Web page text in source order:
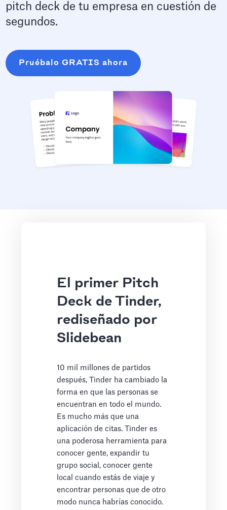
pitch deck de tu empresa en cuestión de
segundos.
Pruébalo GRATIS ahora
El primer Pitch
Deck de Tinder,
rediseñado por
Slidebean
10 mil millones de partidos
después, Tinder ha cambiado la
forma en que las personas se
encuentran en todo el mundo.
Es mucho más que una
aplicación de citas. Tinder es
una poderosa herramienta para
conocer gente, expandir tu
grupo social, conocer gente
local cuando estás de viaje y
encontrar personas que de otro
modo nunca habrías conocido.